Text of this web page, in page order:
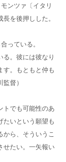
ンツァ〔イタリ
を後押しした。
っている。
る。彼には彼なり
す。もともと仲も
督）
トでも可能性のあ
たいという願望も
から、そういうこ
せたい。一矢報い